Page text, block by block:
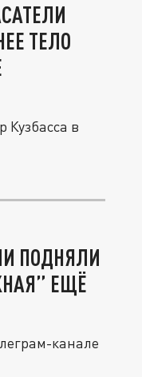
ТЕЛО
Кузбасса в
ПОДНЯЛИ
ЕЩЁ
канале